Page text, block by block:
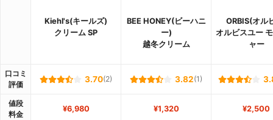
Kiehl's(キールズ)
クリーム SP
BEE HONEY(ビーハニ
ー)
越冬クリーム
ORBIS(オル
オルビスユー
ャー
口コミ
評価
3.70(2) 3.82(1)
値段
料金
¥6,980 ¥1,320 ¥2,500